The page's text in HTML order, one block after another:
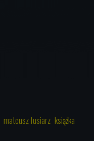
mateusz fusiarz książka